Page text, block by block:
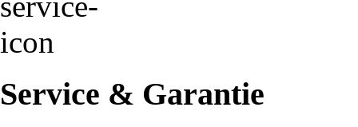
Service & Garantie